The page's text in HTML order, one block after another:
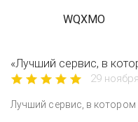
WQXMO
«Лучший сервис, в
29
Лучший сервис, в котором